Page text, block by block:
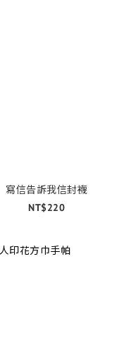
寫信告訴我信封襪
NT$220